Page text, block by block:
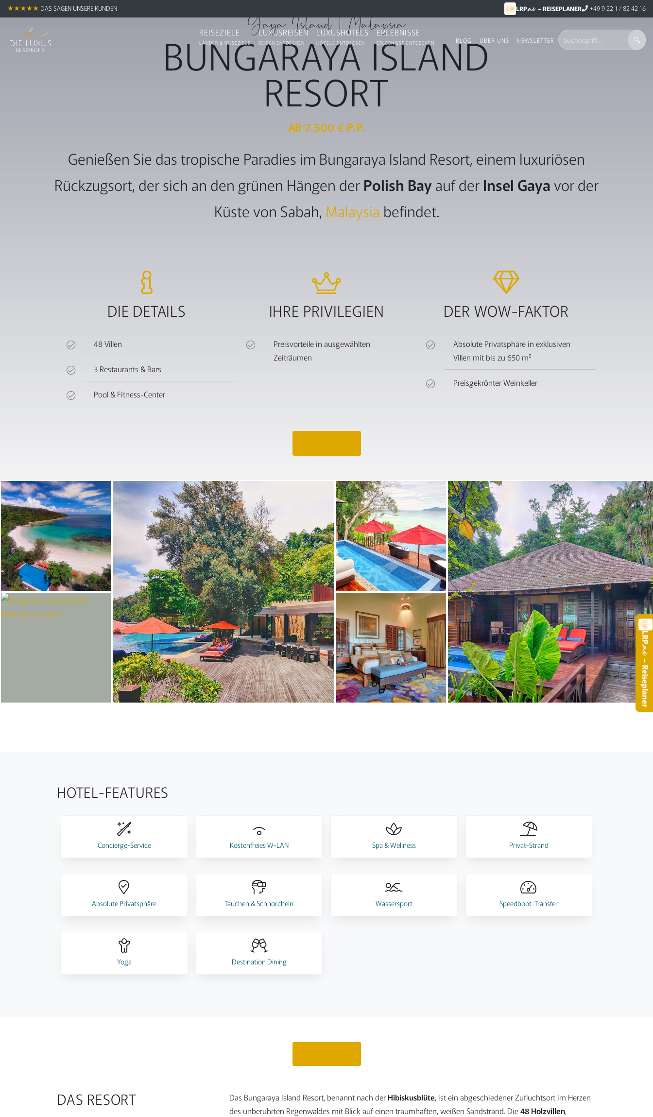
★★★★★ DAS SAGEN UNSERE KUNDEN LRP.ai – REISEPLANER +49 9 22 1 / 82 42 16
REISEZIELE
LÄNDER & REISEZIELE
LUXUSREISEN
REISEN ENTDECKEN
LUXUSHOTELS
HOTELS ENTDECKEN
ERLEBNISSE
ERLEBNISSE ENTDECKEN BLOG ÜBER UNS NEWSLETTER
LRP
– Reiseplaner
Gaya Island | Malaysia
BUNGARAYA ISLAND
RESORT
AB 7.500 € P.P.
Genießen Sie das tropische Paradies im Bungaraya Island Resort, einem luxuriösen
Rückzugsort, der sich an den grünen Hängen der Polish Bayauf der Insel Gayavor der
Küste von Sabah, Malaysia befindet.
DIE DETAILS
48 Villen
3 Restaurants & Bars
Pool & Fitness-Center
IHRE PRIVILEGIEN
Preisvorteile in ausgewählten
Zeiträumen
DER WOW-FAKTOR
Absolute Privatsphäre in exklusiven
Villen mit bis zu 650 m²
Preisgekrönter Weinkeller
HOTEL-FEATURES
Concierge-Service Kostenfreies W-LAN Spa & Wellness Privat-Strand
Absolute Privatsphäre Tauchen & Schnorcheln Wassersport Speedboot-Transfer
Yoga Destination Dining
DAS RESORT Das Bungaraya Island Resort, benannt nach der Hibiskusblüte, ist ein abgeschiedener Zufluchtsort im Herzen
des unberührten Regenwaldes mit Blick auf einen traumhaften, weißen Sandstrand. Die48 Holzvillen,